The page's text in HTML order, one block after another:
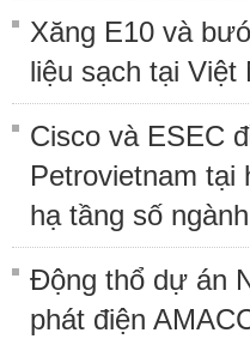
Xăng E10 và
liệu sạch tại Việt
Cisco và ESEC
Petrovietnam tại
hạ tầng số
Động thổ dự án
phát điện